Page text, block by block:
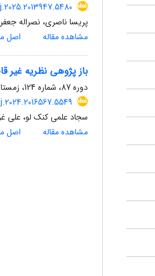
پریسا ناصری، نصراله
مشاهده مقاله
اصل
باز پژوهی نظریه غیر
دوره 87، شماره 124، زمستان 1402، صفحه
سجاد علمی کنک لو، علی
مشاهده مقاله
اصل